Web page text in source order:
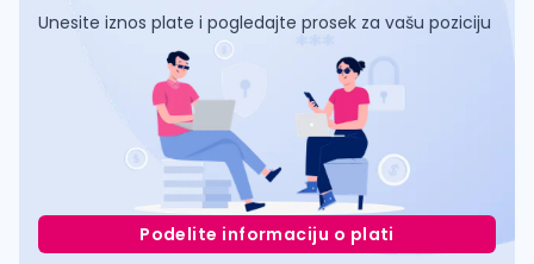
Unesite iznos plate i pogledajte prosek za vašu poziciju
Podelite informaciju o plati